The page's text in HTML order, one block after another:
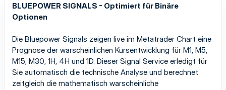
BLUEPOWER SIGNALS - Optimiert für Binäre
Optionen
Die Bluepower Signals zeigen live im Metatrader Chart eine
Prognose der warscheinlichen Kursentwicklung für M1, M5,
M15, M30, 1H, 4H und 1D. Dieser Signal Service erledigt für
Sie automatisch die technische Analyse und berechnet
zeitgleich die mathematisch warscheinliche